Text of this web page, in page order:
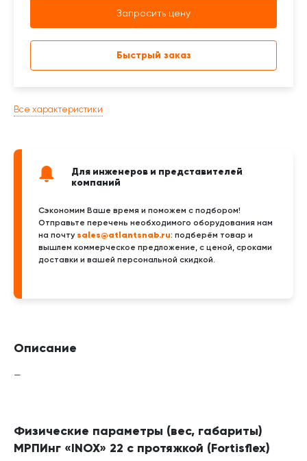
Все характеристики
Для инженеров и представителей
компаний
Сэкономим Ваше время и поможем с подбором!
Отправьте перечень необходимого оборудования нам
на почту sales@atlantsnab.ru: подберём товар и
вышлем коммерческое предложение, с ценой, сроками
доставки и вашей персональной скидкой.
Запросить цену
Быстрый заказ
Описание
—
Физические параметры (вес, габариты)
МРПИнг «INOX» 22 с протяжкой (Fortisflex)